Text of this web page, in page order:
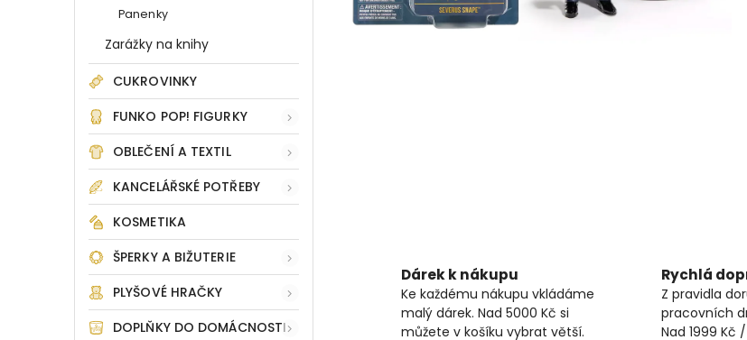
Panenky
Zarážky na knihy
CUKROVINKY
FUNKO POP! FIGURKY
OBLEČENÍ A TEXTIL
KANCELÁŘSKÉ POTŘEBY
KOSMETIKA
ŠPERKY A BIŽUTERIE
PLYŠOVÉ HRAČKY
DOPLŇKY DO DOMÁCNOSTI
Dárek k nákupu
Ke každému nákupu vkládáme
malý dárek. Nad 5000 Kč si
můžete v košíku vybrat větší.
Rychlá
Z pravidla
pracovních
Nad 1999